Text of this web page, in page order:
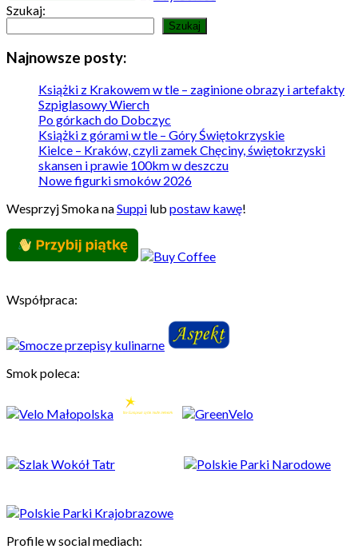
Szukaj:
Szukaj
Najnowsze posty:
Książki z Krakowem w tle – zaginione obrazy i artefakty
Szpiglasowy Wierch
Po górkach do Dobczyc
Książki z górami w tle – Góry Świętokrzyskie
Kielce – Kraków, czyli zamek Chęciny, świętokrzyski
skansen i prawie 100km w deszczu
Nowe figurki smoków 2026
Wesprzyj Smoka naSuppi lub postaw kawę!
Współpraca:
Smok poleca:
Profile w social mediach: